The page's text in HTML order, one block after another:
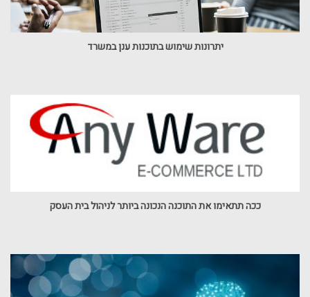
יתרונות שימוש בתוכנות ענן במשרד
ככה תתאימו את התוכנה הנכונה ביותר לניהול בית העסק